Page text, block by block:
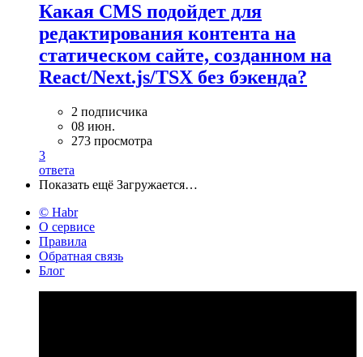
Какая CMS подойдет для
редактирования контента на
статическом сайте, созданном на
React/Next.js/TSX без бэкенда?
2 подписчика
08 июн.
273 просмотра
3
ответа
Показать ещё Загружается…
© Habr
О сервисе
Правила
Обратная связь
Блог